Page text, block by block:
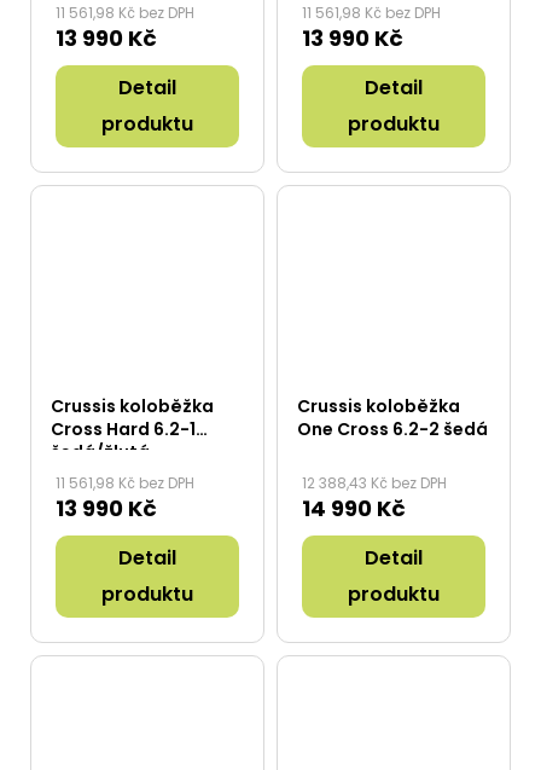
11 561,98 Kč bez DPH
13 990 Kč
Detail
produktu
11 561,98 Kč bez DPH
13 990 Kč
Detail
produktu
Crussis koloběžka
Cross Hard 6.2-1
šedá/žlutá
11 561,98 Kč bez DPH
13 990 Kč
Detail
produktu
Crussis koloběžka
One Cross 6.2-2 šedá
12 388,43 Kč bez DPH
14 990 Kč
Detail
produktu